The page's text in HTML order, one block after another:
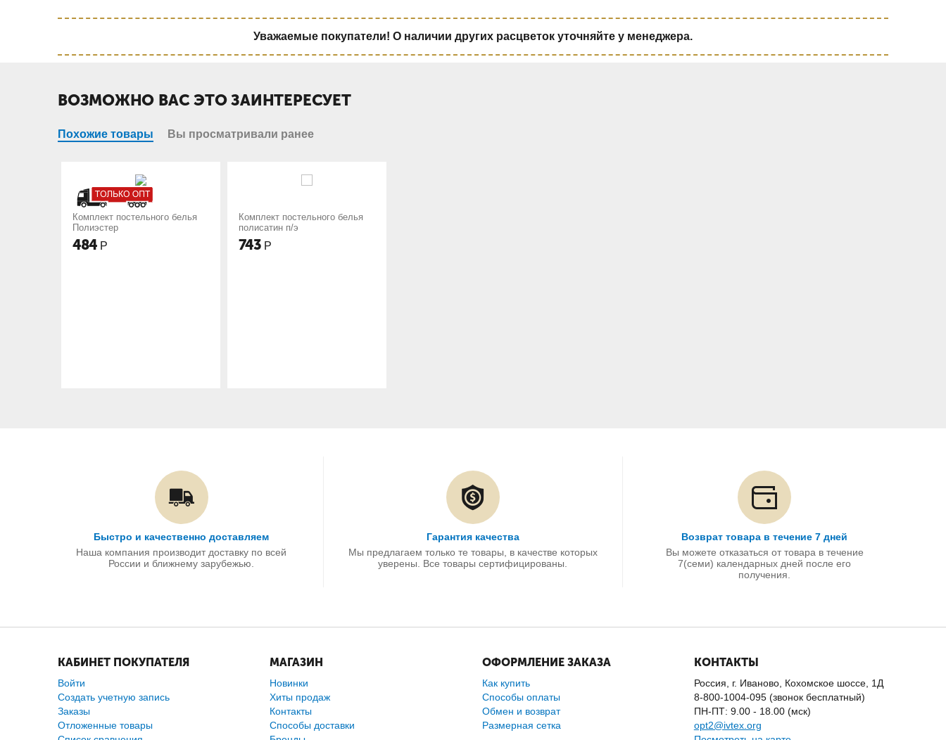
Уважаемые покупатели! О наличии других расцветок уточняйте у менеджера.
ВОЗМОЖНО ВАС ЭТО ЗАИНТЕРЕСУЕТ
Похожие товары Вы просматривали ранее
Комплект постельного белья
Полиэстер
484 Р
Комплект постельного белья
полисатин п/э
743 Р
Быстро и качественно доставляем
Наша компания производит доставку по всей
России и ближнему зарубежью.
Гарантия качества
Мы предлагаем только те товары, в качестве которых
уверены. Все товары сертифицированы.
Возврат товара в течение 7 дней
Вы можете отказаться от товара в течение
7(семи) календарных дней после его
получения.
КАБИНЕТ ПОКУПАТЕЛЯ
Войти
Создать учетную запись
Заказы
Отложенные товары
МАГАЗИН
Новинки
Хиты продаж
Контакты
Способы доставки
ОФОРМЛЕНИЕ ЗАКАЗА
Как купить
Способы оплаты
Обмен и возврат
Размерная сетка
КОНТАКТЫ
Россия, г. Иваново, Кохомское шоссе, 1Д
8-800-1004-095 (звонок бесплатный)
ПН-ПТ: 9.00 - 18.00 (мск)
opt2@ivtex.org